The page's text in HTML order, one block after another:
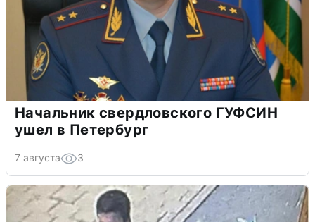
Начальник свердловского ГУФСИН
ушел в Петербург
7 августа 3